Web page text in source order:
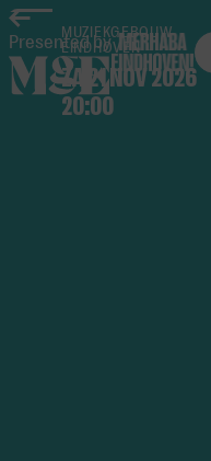
Presented by
home
MUZIEKGEBOUW
EINDHOVEN
ZA 21 NOV 2026
20:00